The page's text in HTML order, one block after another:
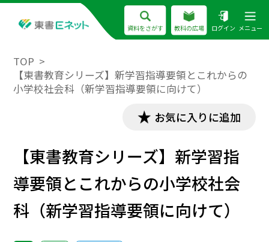
資料をさがす 教科の広場 ログイン メニュー
TOP
【東書教育シリーズ】新学習指導要領とこれからの
小学校社会科（新学習指導要領に向けて）
お気に入りに追加
【東書教育シリーズ】新学習指
導要領とこれからの小学校社会
科（新学習指導要領に向けて）